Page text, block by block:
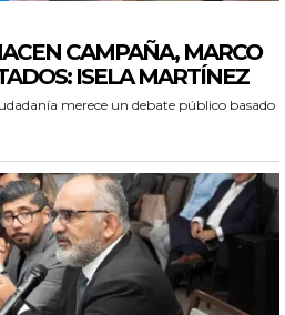
CAMPAÑA, MARCO
ISELA MARTÍNEZ